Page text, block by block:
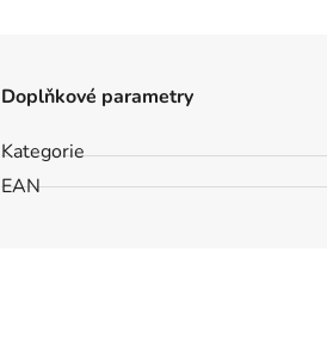
Doplňkové parametry
Kategorie
EAN